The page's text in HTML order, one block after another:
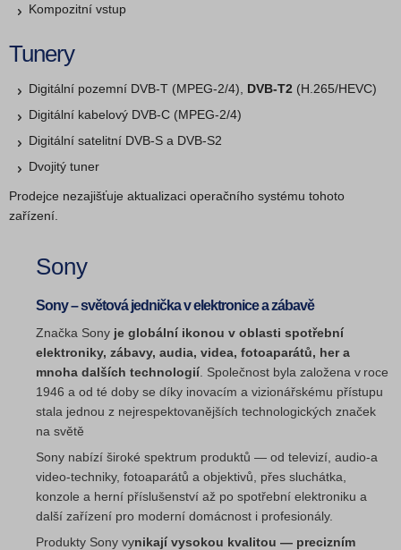
Kompozitní vstup
Tunery
Digitální pozemní DVB-T (MPEG-2/4), DVB-T2 (H.265/HEVC)
Digitální kabelový DVB-C (MPEG-2/4)
Digitální satelitní DVB-S a DVB-S2
Dvojitý tuner
Prodejce nezajišťuje aktualizaci operačního systému tohoto
zařízení.
Sony
Sony – světová jednička v elektronice a zábavě
Značka Sony je globální ikonou v oblasti spotřební
elektroniky, zábavy, audia, videa, fotoaparátů, her a
mnoha dalších technologií . Společnost byla založena v roce
1946 a od té doby se díky inovacím a vizionářskému přístupu
stala jednou z nejrespektovanějších technologických značek
na světě
Sony nabízí široké spektrum produktů — od televizí, audio‑a
video‑techniky, fotoaparátů a objektivů, přes sluchátka,
konzole a herní příslušenství až po spotřební elektroniku a
další zařízení pro moderní domácnost i profesionály.
Produkty Sony vynikají vysokou kvalitou — precizním